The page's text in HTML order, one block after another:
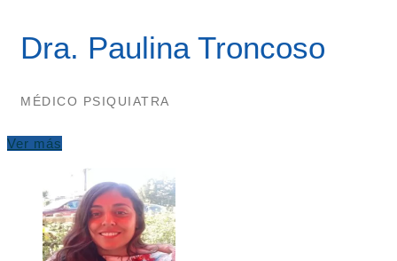
Dra. Paulina Troncoso
MÉDICO PSIQUIATRA
Ver más